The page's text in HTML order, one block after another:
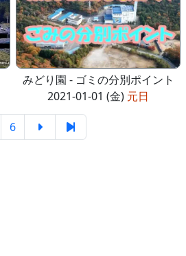
みどり園 - ゴミの分別ポイント
2021-01-01 (金) 元日
6